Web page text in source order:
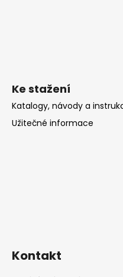
Ke stažení
Katalogy, návody a
Užitečné informace
Kontakt